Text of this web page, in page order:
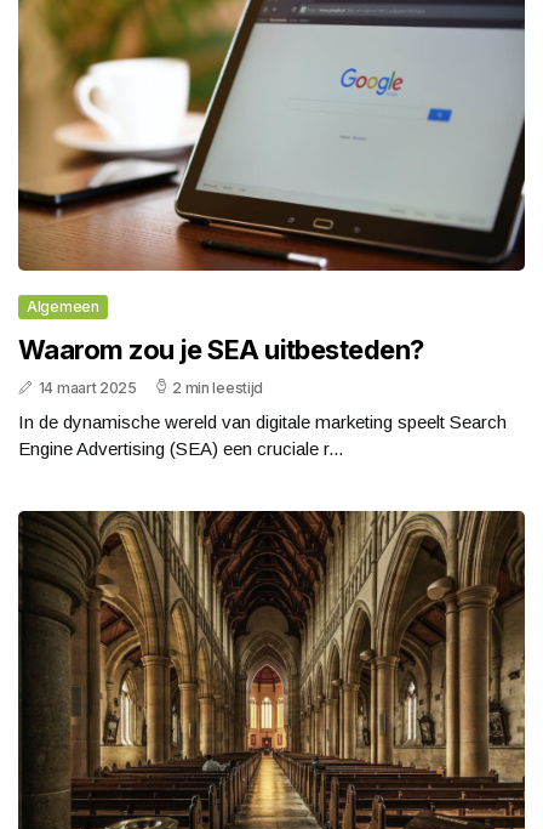
Algemeen
Waarom zou je SEA uitbesteden?
14 maart 2025 2 min leestijd
In de dynamische wereld van digitale marketing speelt Search
Engine Advertising (SEA) een cruciale r...